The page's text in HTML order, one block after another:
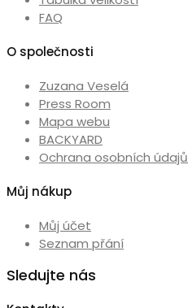
FAQ
O společnosti
Zuzana Veselá
Press Room
Mapa webu
BACKYARD
Ochrana osobních údajů
Můj nákup
Můj účet
Seznam přání
Sledujte nás